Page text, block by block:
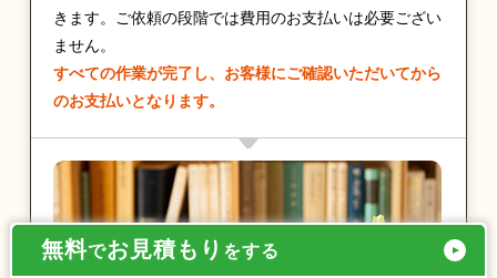
きます。ご依頼の段階では費用のお支払いは必要ござい
ません。
すべての作業が完了し、お客様にご確認いただいてから
のお支払いとなります。
無料でお見積もり をする